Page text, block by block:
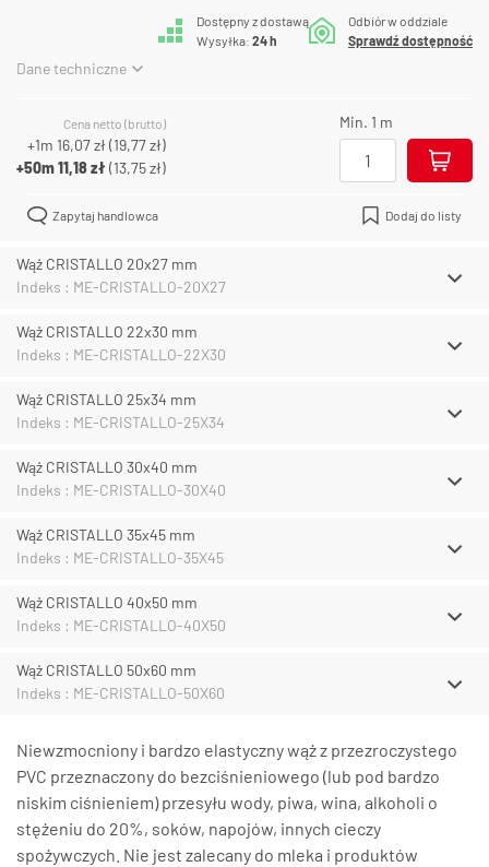
Dostępny z dostawą
Wysyłka: 24 h
Odbiór w oddziale
Sprawdź dostępność
Dane techniczne
Cena netto (brutto)
+1m 16,07 zł(19,77 zł)
+50m11,18 zł(13,75 zł)
Min. 1 m
Zapytaj handlowca Dodaj do listy
Wąż CRISTALLO 20x27 mm
Indeks : ME-CRISTALLO-20X27
Wąż CRISTALLO 22x30 mm
Indeks : ME-CRISTALLO-22X30
Wąż CRISTALLO 25x34 mm
Indeks : ME-CRISTALLO-25X34
Wąż CRISTALLO 30x40 mm
Indeks : ME-CRISTALLO-30X40
Wąż CRISTALLO 35x45 mm
Indeks : ME-CRISTALLO-35X45
Wąż CRISTALLO 40x50 mm
Indeks : ME-CRISTALLO-40X50
Wąż CRISTALLO 50x60 mm
Indeks : ME-CRISTALLO-50X60
Niewzmocniony i bardzo elastyczny wąż z przezroczystego
PVC przeznaczony do bezciśnieniowego (lub pod bardzo
niskim ciśnieniem) przesyłu wody, piwa, wina, alkoholi o
stężeniu do 20%, soków, napojów, innych cieczy
spożywczych. Nie jest zalecany do mleka i produktów